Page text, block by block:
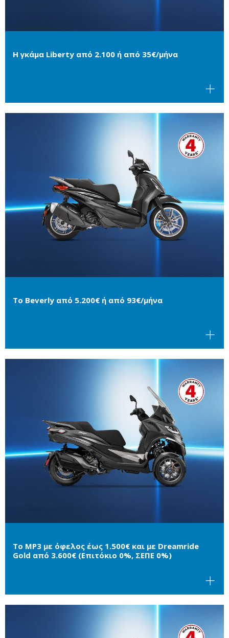
Η γκάμα Liberty από 2.100 ή από 35€/μήνα
Το Beverly από 5.200€ ή από 93€/μήνα
Το MP3 με όφελος έως 1.500€ και με Dreamride
Gold από 3.600€ (Επιτόκιο 0%, ΣΕΠΕ 0%)